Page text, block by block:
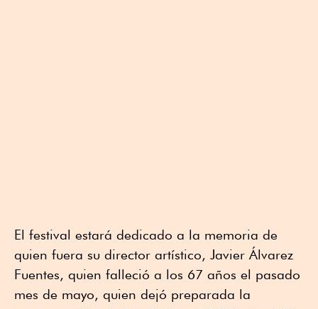
El festival estará dedicado a la memoria de
quien fuera su director artístico, Javier Álvarez
Fuentes, quien falleció a los 67 años el pasado
mes de mayo, quien dejó preparada la